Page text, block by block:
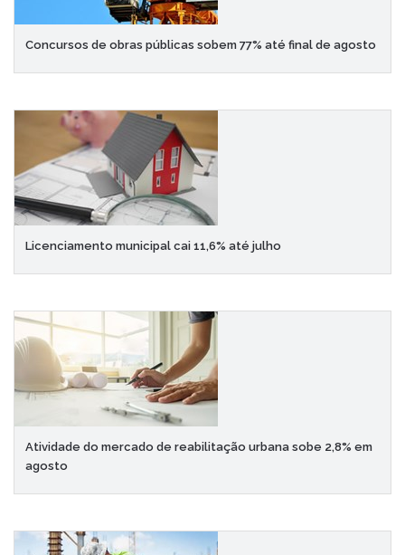
Concursos de obras públicas sobem 77% até final de agosto
Licenciamento municipal cai 11,6% até julho
Atividade do mercado de reabilitação urbana sobe 2,8% em
agosto